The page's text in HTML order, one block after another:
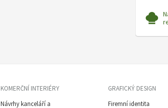
KOMERČNÍ INTERIÉRY
Návrhy kanceláří a
GRAFICKÝ DESIGN
Firemní identita